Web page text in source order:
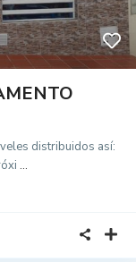
distribuidos así:
...